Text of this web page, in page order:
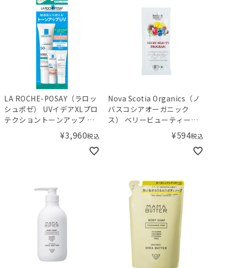
LA ROCHE-POSAY（ラロッ
シュポゼ） UVイデアXLプロ
テクショントーンアップ ク
¥3,960税込
Nova Scotia Organics（ノ
バスコシアオーガニック
ス） ベリービューティープ
¥594税込